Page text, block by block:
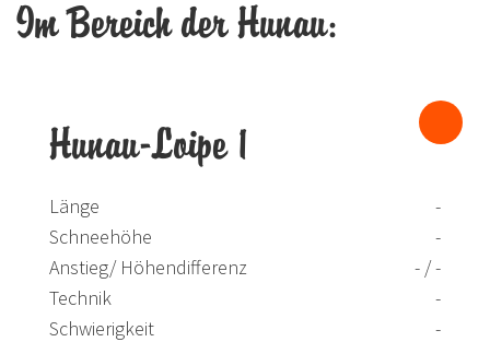
Im Bereich der Hunau:
Hunau-Loipe 1
Länge
-
Schneehöhe
-
Anstieg/ Höhendifferenz
- / -
Technik
-
Schwierigkeit
-